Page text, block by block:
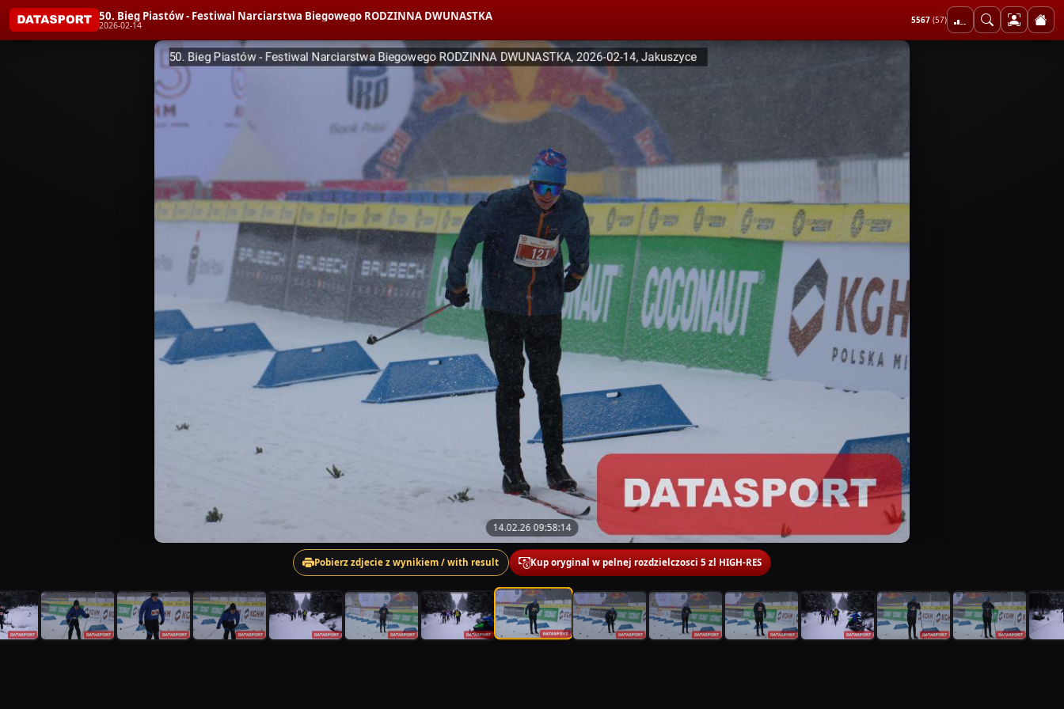
50. Bieg Piastów - Festiwal Narciarstwa Biegowego RODZINNA DWUNASTKA
2026-02-14 5567 (57)
14.02.26 09:58:14
Pobierz zdjecie z wynikiem / with result Kup oryginal w pelnej rozdzielczosci 5 zl HIGH-RES